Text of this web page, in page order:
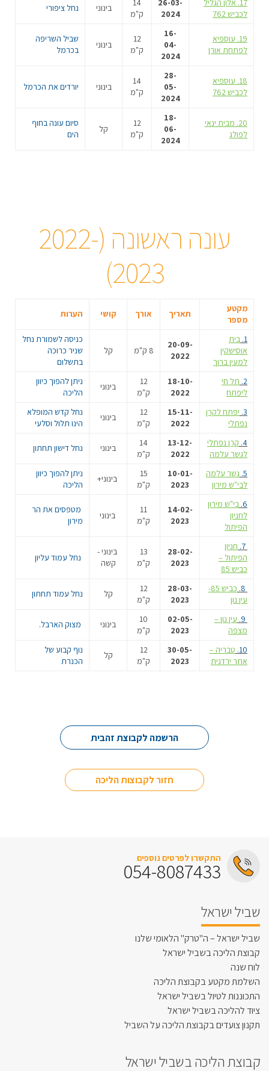
17. אלון הגליל
לכביש 762
26-03-
2024
14
ק"מ
בינוני נחל ציפורי
19. עוספיא
לפתחת אורן
16-
04-
2024
12
ק"מ
בינוני
שביל השריפה
בכרמל
18. עוספיא
לכביש 762
28-
05-
2024
14
ק"מ
בינוני יורדים את הכרמל
20. מבית ינאי
לפולג
18-
06-
2024
12
ק"מ
קל
סיום עונה בחוף
הים
עונה ראשונה (2022-
2023)
מקטע
מספר
תאריך אורך קושי הערות
1. בית
אוסישקין
למעין ברוך
20-09-
2022
8 ק"מ קל
כניסה לשמורת נחל
שניר כרוכה
בתשלום
2. תל חי
ליפתח
18-10-
2022
12
ק"מ
בינוני
ניתן להפוך כיוון
הליכה
3. יפתח לקרן
נפתלי
15-11-
2022
12
ק"מ
בינוני
נחל קדש המופלא
הינו תלול וסלעי
4. קרן נפתלי
לגשר עלמה
13-12-
2022
14
ק"מ
בינוני נחל דישון תחתון
5. גשר עלמה
לבי"ש מירון
10-01-
2023
15
ק"מ
בינוני+
ניתן להפוך כיוון
הליכה
6. בי"ש מירון
לחניון
הפיתול
14-02-
2023
11
ק"מ
בינוני
מטפסים את הר
מירון
חניון
הפיתול –
כביש 85
28-02-
2023
13
ק"מ
בינוני -
קשה
נחל עמוד עליון
כביש 85-
עין נון
28-03-
2023
12
ק"מ
קל נחל עמוד תחתון
עין נון –
מצפה
02-05-
2023
10
ק"מ
בינוני מצוק הארבל.
10. טבריה –
אתר ירדנית
30-05-
2023
12
ק"מ
קל
נוף קבוע של
הכנרת
הרשמה לקבוצת זהבית
חזור לקבוצות הליכה
התקשרו לפרטים נוספים
054-8087433
שביל ישראל
שביל ישראל – ה"טרק" הלאומי שלנו
קבוצת הליכה בשביל ישראל
לוח שנה
השלמת מקטע בקבוצת הליכה
התכוננות לטיול בשביל ישראל
ציוד להליכה בשביל ישראל
תקנון צועדים בקבוצת הליכה על השביל
קבוצת הליכה בשביל ישראל